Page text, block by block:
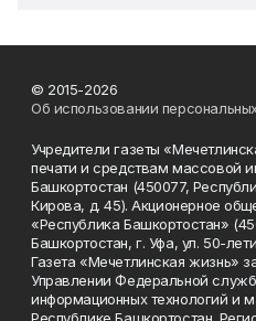
© 2015-2026
Об использовании
Учредители газеты
печати и средствам массовой
Башкортостан (450077,
Кирова, д. 45). Акционерное
«Республика Башкортостан»
Башкортостан, г. Уфа, ул. 50-
Газета «Мечетлинская жизнь»
Управлении Федеральной
информационных технологий и